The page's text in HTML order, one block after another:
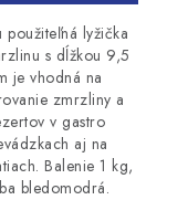
použiteľná lyžička
s dĺžkou 9,5
je vhodná na
zmrzliny a
v gastro
aj na
Balenie 1 kg,
bledomodrá.